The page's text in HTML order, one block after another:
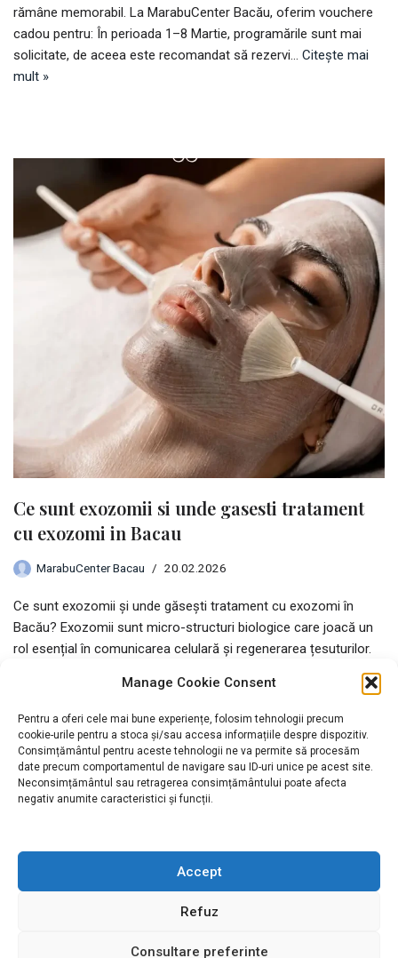
Manage Cookie Consent
Pentru a oferi cele mai bune experiențe, folosim tehnologii precum
cookie-urile pentru a stoca și/sau accesa informațiile despre dispozitiv.
Consimțământul pentru aceste tehnologii ne va permite să procesăm
date precum comportamentul de navigare sau ID-uri unice pe acest site.
Neconsimțământul sau retragerea consimțământului poate afecta
negativ anumite caracteristici și funcții.
Accept
Refuz
Consultare preferinte
rămâne memorabil. La MarabuCenter Bacău, oferim vouchere
cadou pentru: În perioada 1–8 Martie, programările sunt mai
solicitate, de aceea este recomandat să rezervi… Citește mai
mult »
Ce sunt exozomii si unde gasesti tratament
cu exozomi in Bacau
MarabuCenter Bacau 20.02.2026
Ce sunt exozomii și unde găsești tratament cu exozomi în
Bacău? Exozomii sunt micro-structuri biologice care joacă un
rol esențial în comunicarea celulară și regenerarea țesuturilor.
În estetica modernă, terapia cu exozomi este utilizată pentru
stimularea colagenului și revitalizarea pielii. În Bacău, acest
tratament este…Citește mai mult »
EPILARE DEFINITIVA LASER